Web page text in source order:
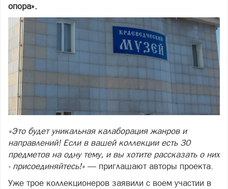
опора».
«Это будет уникальная калаборация жанров и
направлений! Если в вашей коллекции есть 30
предметов на одну тему, и вы хотите рассказать о них
- присоединяйтесь!» — приглашают авторы проекта.
Уже трое коллекционеров заявили с воем участии в